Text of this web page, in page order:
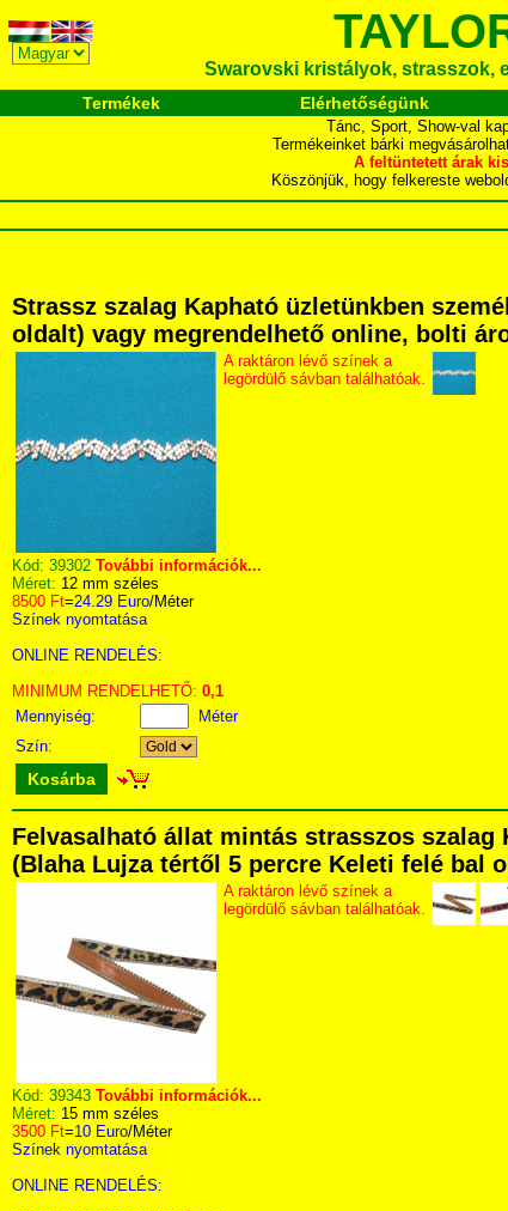
Swarovski kristályok, strasszok,
Termékek Elérhetőségünk
Tánc, Sport, Show-val
Termékeinket bárki
A feltüntetett árak
Köszönjük, hogy felkereste
Strassz szalag Kapható üzletünkben
oldalt) vagy megrendelhető online, bolti
A raktáron lévő színek a
legördülő sávban találhatóak.
Kód: 39302 További információk...
Méret: 12 mm széles
8500 Ft=24.29 Euro/Méter
Színek nyomtatása
ONLINE RENDELÉS:
MINIMUM RENDELHETŐ: 0,1
Mennyiség:
Méter
Szín:
Kosárba
Felvasalható állat mintás strasszos szalag
(Blaha Lujza tértől 5 percre Keleti felé bal
A raktáron lévő színek a
legördülő sávban találhatóak.
Kód: 39343 További információk...
Méret: 15 mm széles
3500 Ft=10 Euro/Méter
Színek nyomtatása
ONLINE RENDELÉS: